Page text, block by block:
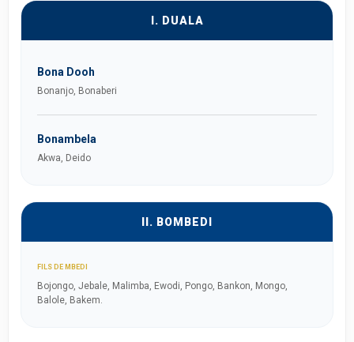
I. DUALA
Bona Dooh
Bonanjo, Bonaberi
Bonambela
Akwa, Deido
II. BOMBEDI
FILS DE MBEDI
Bojongo, Jebale, Malimba, Ewodi, Pongo, Bankon, Mongo,
Balole, Bakem.